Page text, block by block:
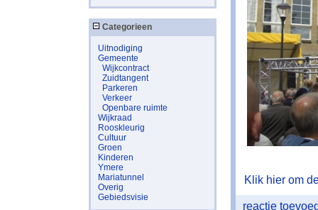
Categorieen
Uitnodiging
Gemeente
Wijkcontract
Zuidtangent
Parkeren
Verkeer
Openbare ruimte
Wijkraad
Rooskleurig
Cultuur
Groen
Kinderen
Ymere
Mariatunnel
Overig
Gebiedsvisie
Klik hier om
reactie